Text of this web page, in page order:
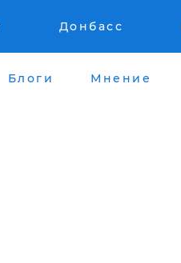
Донбасс
Блоги Мнение